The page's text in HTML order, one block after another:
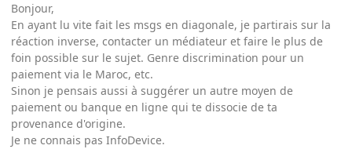
Bonjour,
En ayant lu vite fait les msgs en diagonale, je partirais sur la
réaction inverse, contacter un médiateur et faire le plus de
foin possible sur le sujet. Genre discrimination pour un
paiement via le Maroc, etc.
Sinon je pensais aussi à suggérer un autre moyen de
paiement ou banque en ligne qui te dissocie de ta
provenance d'origine.
Je ne connais pas InfoDevice.